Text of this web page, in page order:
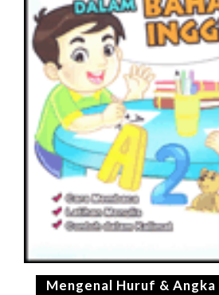
Mengenal Huruf & Angka